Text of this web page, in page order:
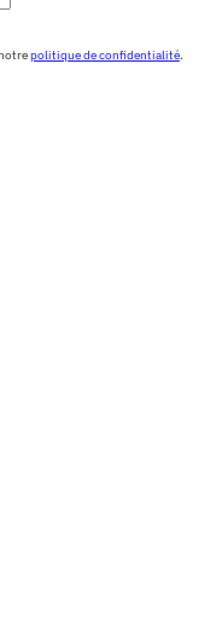
politique de confidentialité.